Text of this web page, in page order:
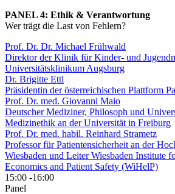
PANEL 4: Ethik & Verantwortung
Wer trägt die Last von Fehlern?
Prof. Dr. Dr. Michael Frühwald
Direktor der Klinik für Kinder- und
Universitätsklinikum Augsburg
Dr. Brigitte Ettl
Präsidentin der österreichischen Plattform
Prof. Dr. med. Giovanni Maio
Deutscher Mediziner, Philosoph und
Medizinethik an der Universität in Freiburg
Prof. Dr. med. habil. Reinhard Strametz
Professor für Patientensicherheit an der
Wiesbaden und Leiter Wiesbaden Institute
Economics and Patient Safety (WiHelP)
15:00 -16:00
Panel